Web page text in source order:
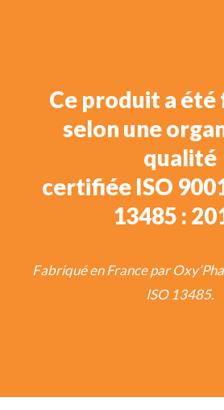
Ce produit a
selon une
qualité
certifiée ISO
13485 :
Fabriqué en France par
ISO 13485.